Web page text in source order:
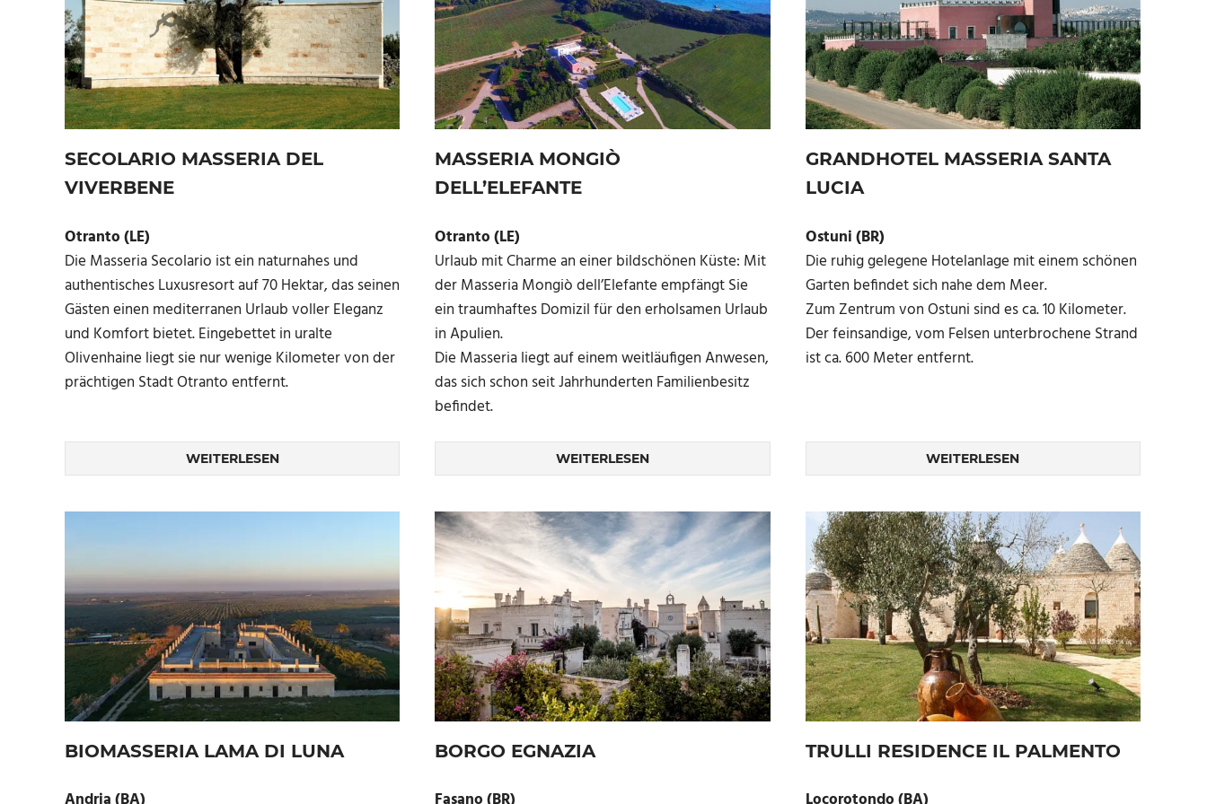
SECOLARIO MASSERIA DEL
VIVERBENE
Otranto (LE)
Die Masseria Secolario ist ein naturnahes und
authentisches Luxusresort auf 70 Hektar, das seinen
Gästen einen mediterranen Urlaub voller Eleganz
und Komfort bietet. Eingebettet in uralte
Olivenhaine liegt sie nur wenige Kilometer von der
prächtigen Stadt Otranto entfernt.
WEITERLESEN
MASSERIA MONGIÒ
DELL’ELEFANTE
Otranto (LE)
Urlaub mit Charme an einer bildschönen Küste: Mit
der Masseria Mongiò dell’Elefante empfängt Sie
ein traumhaftes Domizil für den erholsamen Urlaub
in Apulien.
Die Masseria liegt auf einem weitläufigen Anwesen,
das sich schon seit Jahrhunderten Familienbesitz
befindet.
WEITERLESEN
GRANDHOTEL MASSERIA SANTA
LUCIA
Ostuni (BR)
Die ruhig gelegene Hotelanlage mit einem schönen
Garten befindet sich nahe dem Meer.
Zum Zentrum von Ostuni sind es ca. 10 Kilometer.
Der feinsandige, vom Felsen unterbrochene Strand
ist ca. 600 Meter entfernt.
WEITERLESEN
BIOMASSERIA LAMA DI LUNA BORGO EGNAZIA TRULLI RESIDENCE IL PALMENTO